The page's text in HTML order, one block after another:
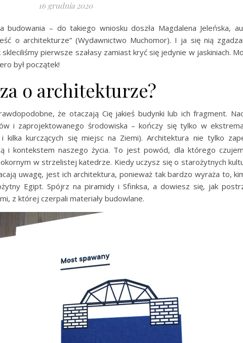
16 grudnia 2020
budowania – do takiego wniosku doszła Magdalena Jeleńska,
o architekturze” (Wydawnictwo Muchomor). I ja się nią
pierwsze szałasy zamiast kryć się jedynie w jaskiniach.
był początek!
o architekturze?
że otaczają Cię jakieś budynki lub ich fragment.
i zaprojektowanego środowiska – kończy się tylko w
kilka kurczących się miejsc na Ziemi). Architektura nie tylko
i kontekstem naszego życia. To jest powód, dla którego
w strzelistej katedrze. Kiedy uczysz się o starożytnych
uwagę, jest ich architektura, ponieważ tak bardzo wyraża to,
Egipt. Spójrz na piramidy i Sfinksa, a dowiesz się, jak
z której czerpali materiały budowlane.